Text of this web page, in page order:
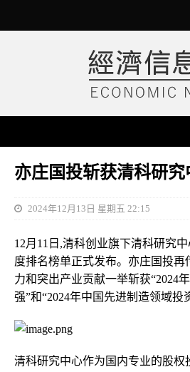
亦庄国投斩获清科研
2024年12月13日 星期五 22:15
12月11日,清科创业旗下清科研究
度排名榜单正式发布。亦庄国投再
力和突出产业贡献一举斩获“2024
强”和“2024年中国先进制造领域投
清科研究中心作为国内专业的股权